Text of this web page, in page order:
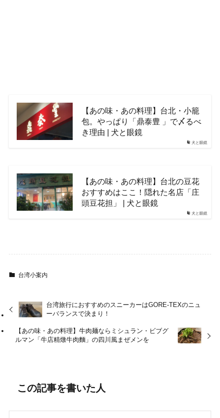
犬と眼鏡
【あの味・あの料理】台北・小籠
包。やっぱり「鼎泰豊 」で〆るべ
き理由 | 犬と眼鏡
犬と眼鏡
【あの味・あの料理】台北の豆花
おすすめはここ！隠れた名店「庄
頭豆花担」 | 犬と眼鏡
台湾小案内
台湾旅行におすすめのスニーカーはGORE-TEXのニュ
ーバランスで決まり！
【あの味・あの料理】牛肉麺ならミシュラン・ビブグ
ルマン「牛店精燉牛肉麵」の四川風まぜメンを
この記事を書いた人